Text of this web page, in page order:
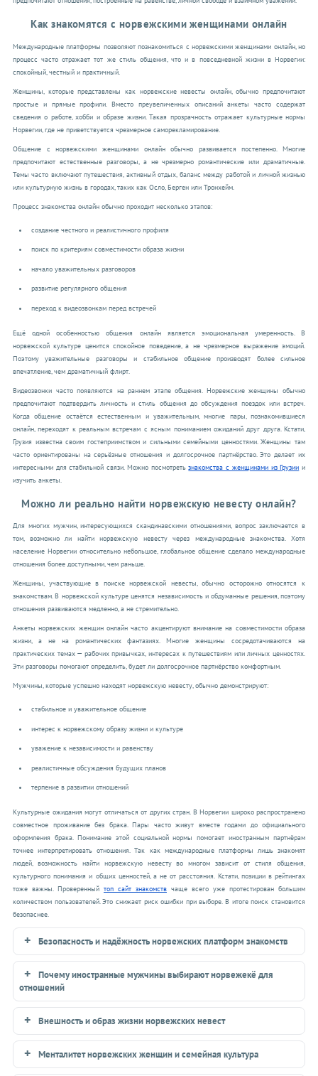
Как знакомятся с норвежскими женщинами онлайн
Международные платформы позволяют познакомиться с норвежскими женщинами онлайн, но
процесс часто отражает тот же стиль общения, что и в повседневной жизни в Норвегии:
спокойный, честный и практичный.
Женщины, которые представлены как норвежские невесты онлайн, обычно предпочитают
простые и прямые профили. Вместо преувеличенных описаний анкеты часто содержат
сведения о работе, хобби и образе жизни. Такая прозрачность отражает культурные нормы
Норвегии, где не приветствуется чрезмерное саморекламирование.
Общение с норвежскими женщинами онлайн обычно развивается постепенно. Многие
предпочитают естественные разговоры, а не чрезмерно романтические или драматичные.
Темы часто включают путешествия, активный отдых, баланс между работой и личной жизнью
или культурную жизнь в городах, таких как Осло, Берген или Тронхейм.
Процесс знакомства онлайн обычно проходит несколько этапов:
создание честного и реалистичного профиля
поиск по критериям совместимости образа жизни
начало уважительных разговоров
развитие регулярного общения
переход к видеозвонкам перед встречей
Ещё одной особенностью общения онлайн является эмоциональная умеренность. В
норвежской культуре ценится спокойное поведение, а не чрезмерное выражение эмоций.
Поэтому уважительные разговоры и стабильное общение производят более сильное
впечатление, чем драматичный флирт.
Видеозвонки часто появляются на раннем этапе общения. Норвежские женщины обычно
предпочитают подтвердить личность и стиль общения до обсуждения поездок или встреч.
Когда общение остаётся естественным и уважительным, многие пары, познакомившиеся
онлайн, переходят к реальным встречам с ясным пониманием ожиданий друг друга. Кстати,
Грузия известна своим гостеприимством и сильными семейными ценностями. Женщины там
часто ориентированы на серьёзные отношения и долгосрочное партнёрство. Это делает их
интересными для стабильной связи. Можно посмотретьзнакомства с женщинами из Грузии и
изучить анкеты.
Можно ли реально найти норвежскую невесту онлайн?
Для многих мужчин, интересующихся скандинавскими отношениями, вопрос заключается в
том, возможно ли найти норвежскую невесту через международные знакомства. Хотя
население Норвегии относительно небольшое, глобальное общение сделало международные
отношения более доступными, чем раньше.
Женщины, участвующие в поиске норвежской невесты, обычно осторожно относятся к
знакомствам. В норвежской культуре ценятся независимость и обдуманные решения, поэтому
отношения развиваются медленно, а не стремительно.
Анкеты норвежских женщин онлайн часто акцентируют внимание на совместимости образа
жизни, а не на романтических фантазиях. Многие женщины сосредотачиваются на
практических темах — рабочих привычках, интересах к путешествиям или личных ценностях.
Эти разговоры помогают определить, будет ли долгосрочное партнёрство комфортным.
Мужчины, которые успешно находят норвежскую невесту, обычно демонстрируют:
стабильное и уважительное общение
интерес к норвежскому образу жизни и культуре
уважение к независимости и равенству
реалистичные обсуждения будущих планов
терпение в развитии отношений
Культурные ожидания могут отличаться от других стран. В Норвегии широко распространено
совместное проживание без брака. Пары часто живут вместе годами до официального
оформления брака. Понимание этой социальной нормы помогает иностранным партнёрам
точнее интерпретировать отношения. Так как международные платформы лишь знакомят
людей, возможность найти норвежскую невесту во многом зависит от стиля общения,
культурного понимания и общих ценностей, а не от расстояния. Кстати, позиции в рейтингах
тоже важны. Проверенный топ сайт знакомств чаще всего уже протестирован большим
количеством пользователей. Это снижает риск ошибки при выборе. В итоге поиск становится
безопаснее.
Безопасность и надёжность норвежских платформ знакомств
Почему иностранные мужчины выбирают норвежекё для
отношений
Внешность и образ жизни норвежских невест
Менталитет норвежских женщин и семейная культура